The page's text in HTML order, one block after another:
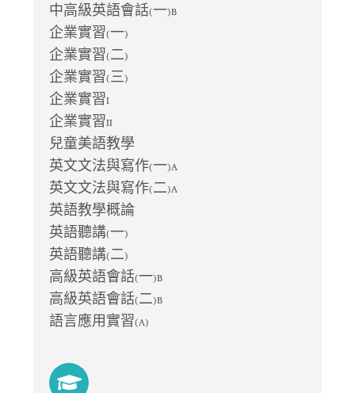
中高級英語會話(一)B
企業實習(一)
企業實習(二)
企業實習(三)
企業實習I
企業實習II
兒童美語教學
英文文法與寫作(一)A
英文文法與寫作(二)A
英語教學概論
英語聽講(一)
英語聽講(二)
高級英語會話(一)B
高級英語會話(二)B
語言應用實習(A)